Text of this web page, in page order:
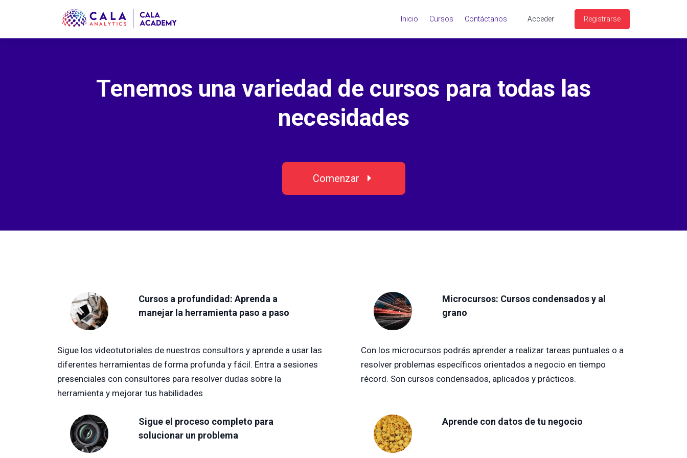
Inicio Cursos Contáctanos Acceder Registrarse
Tenemos una variedad de cursos para todas las
necesidades
Comenzar
Cursos a profundidad: Aprenda a
manejar la herramienta paso a paso
Sigue los videotutoriales de nuestros consultors y aprende a usar las
diferentes herramientas de forma profunda y fácil. Entra a sesiones
presenciales con consultores para resolver dudas sobre la
herramienta y mejorar tus habilidades
Sigue el proceso completo para
solucionar un problema
Microcursos: Cursos condensados y al
grano
Con los microcursos podrás aprender a realizar tareas puntuales o a
resolver problemas específicos orientados a negocio en tiempo
récord. Son cursos condensados, aplicados y prácticos.
Aprende con datos de tu negocio